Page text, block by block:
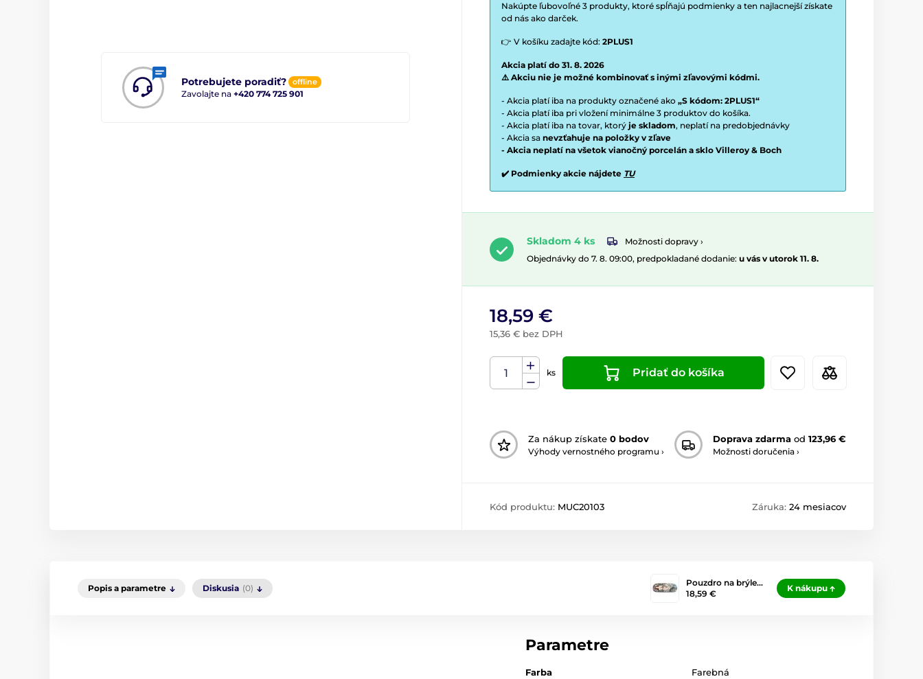
Potrebujete poradiť? offline
Zavolajte na +420 774 725 901
Nakúpte ľubovoľné 3 produkty, ktoré spĺňajú podmienky a ten najlacnejší získate
od nás ako darček.
👉 V košíku zadajte kód: 2PLUS1
Akcia platí do 31. 8. 2026
⚠️ Akciu nie je možné kombinovať s inými zľavovými kódmi.
- Akcia platí iba na produkty označené ako „S kódom: 2PLUS1“
- Akcia platí iba pri vložení minimálne 3 produktov do košíka.
- Akcia platí iba na tovar, ktorý je skladom, neplatí na predobjednávky
- Akcia sa nevzťahuje na položky v zľave
- Akcia neplatí na všetok vianočný porcelán a sklo Villeroy & Boch
✔️ Podmienky akcie nájdete TU
Skladom 4 ks
Možnosti dopravy ›
Objednávky do 7. 8. 09:00, predpokladané dodanie: u vás v utorok 11. 8.
18,59 €
15,36 € bez DPH
ks Pridať do košíka
Za nákup získate 0 bodov
Výhody vernostného programu ›
Doprava zdarma od 123,96 €
Možnosti doručenia ›
Kód produktu: MUC20103 Záruka: 24 mesiacov
Popis a parametre Diskusia (0)
Pouzdro na brýle…
18,59 €
K nákupu
Parametre
Farba Farebná